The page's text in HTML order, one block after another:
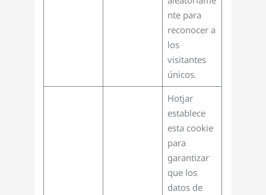
nte para
reconocer a
los
visitantes
únicos.
Hotjar
establece
esta cookie
para
garantizar
que los
datos de